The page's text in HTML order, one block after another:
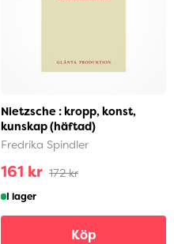
Nietzsche : kropp, konst,
kunskap (häftad)
Fredrika Spindler
161 kr 172 kr
I lager
Köp